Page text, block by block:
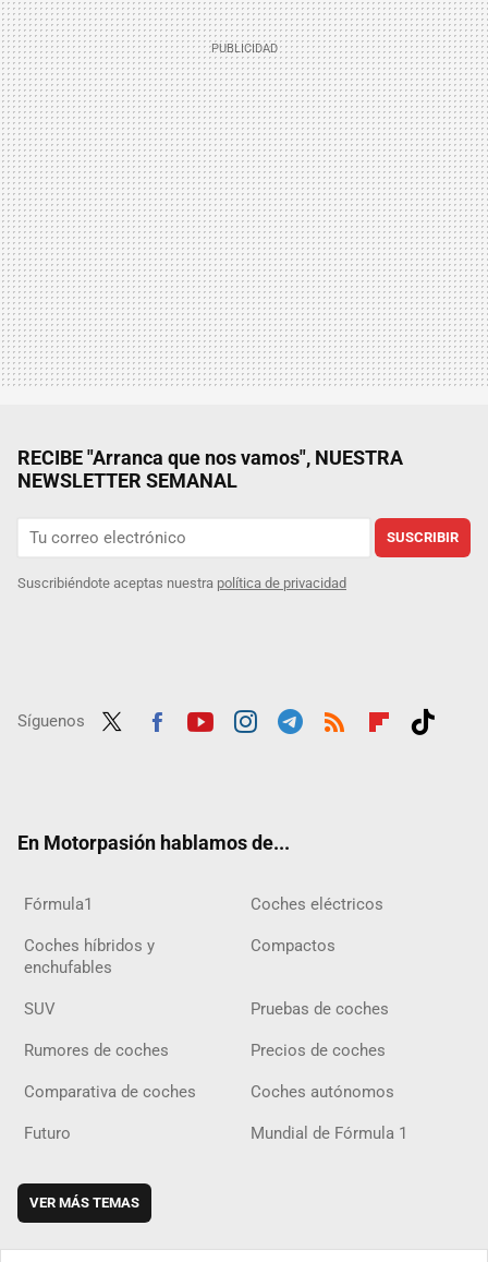
RECIBE "Arranca que nos vamos", NUESTRA
NEWSLETTER SEMANAL
SUSCRIBIR
Suscribiéndote aceptas nuestra política de privacidad
Síguenos
En Motorpasión hablamos de...
Fórmula1 Coches eléctricos
Coches híbridos y
enchufables
Compactos
SUV Pruebas de coches
Rumores de coches Precios de coches
Comparativa de coches Coches autónomos
Futuro Mundial de Fórmula 1
VER MÁS TEMAS